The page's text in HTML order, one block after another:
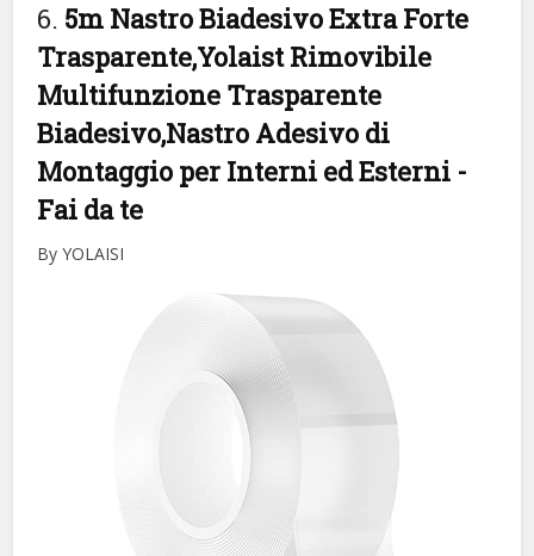
6. 5m Nastro Biadesivo Extra Forte
Trasparente,Yolaist Rimovibile
Multifunzione Trasparente
Biadesivo,Nastro Adesivo di
Montaggio per Interni ed Esterni -
Fai da te
By YOLAISI